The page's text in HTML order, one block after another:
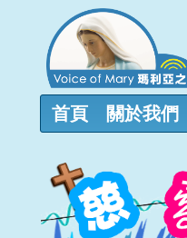
首頁 關於我們